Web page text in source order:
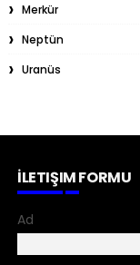
Merkür
Neptün
Uranüs
İLETIŞIM FORMU
Ad